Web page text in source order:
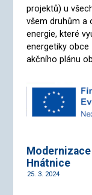
projektů) u
všem druhům a
energie, které
energetiky obce
akčního plánu
Hnátnice
25. 3. 2024